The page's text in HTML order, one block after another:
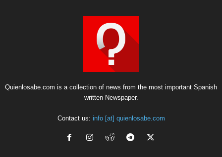
Quienlosabe.com is a collection of news from the most important Spanish
written Newspaper.
Contact us: info [at] quienlosabe.com